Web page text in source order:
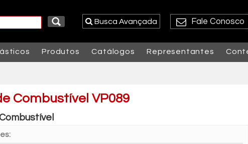
Fale Conosco
Busca Avançada
Produtos Catálogos Representantes
Combustível VP089